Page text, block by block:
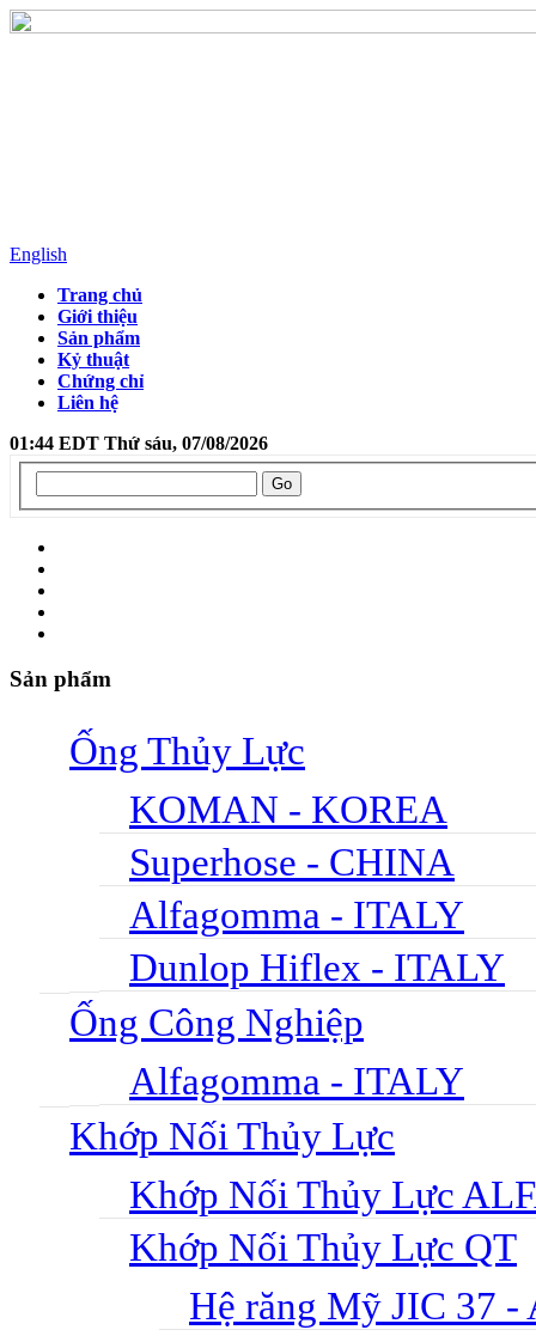
English
Trang chủ
Giới thiệu
Sản phẩm
Kỷ thuật
Chứng chỉ
Liên hệ
01:44 EDT Thứ sáu, 07/08/2026
Sản phẩm
Ống Thủy Lực
KOMAN - KOREA
Superhose - CHINA
Alfagomma - ITALY
Dunlop Hiflex - ITALY
Ống Công Nghiệp
Alfagomma - ITALY
Khớp Nối Thủy Lực
Khớp Nối Thủy Lực
Khớp Nối Thủy Lực QT
Hệ răng Mỹ JIC 37